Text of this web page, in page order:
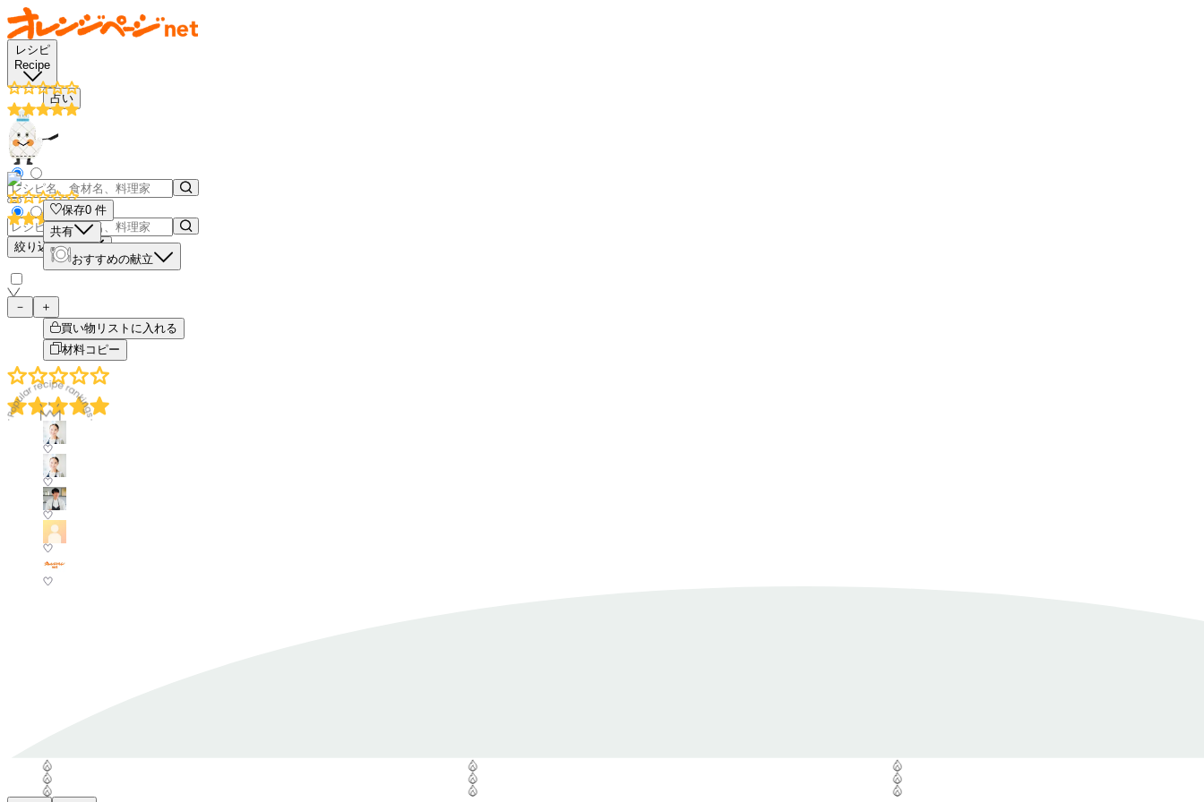
レシピ
Recipe
占い
絞り込み検索
保存0 件
共有
おすすめの献立
－
＋
買い物リストに入れる
材料コピー